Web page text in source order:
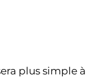
plus simple à